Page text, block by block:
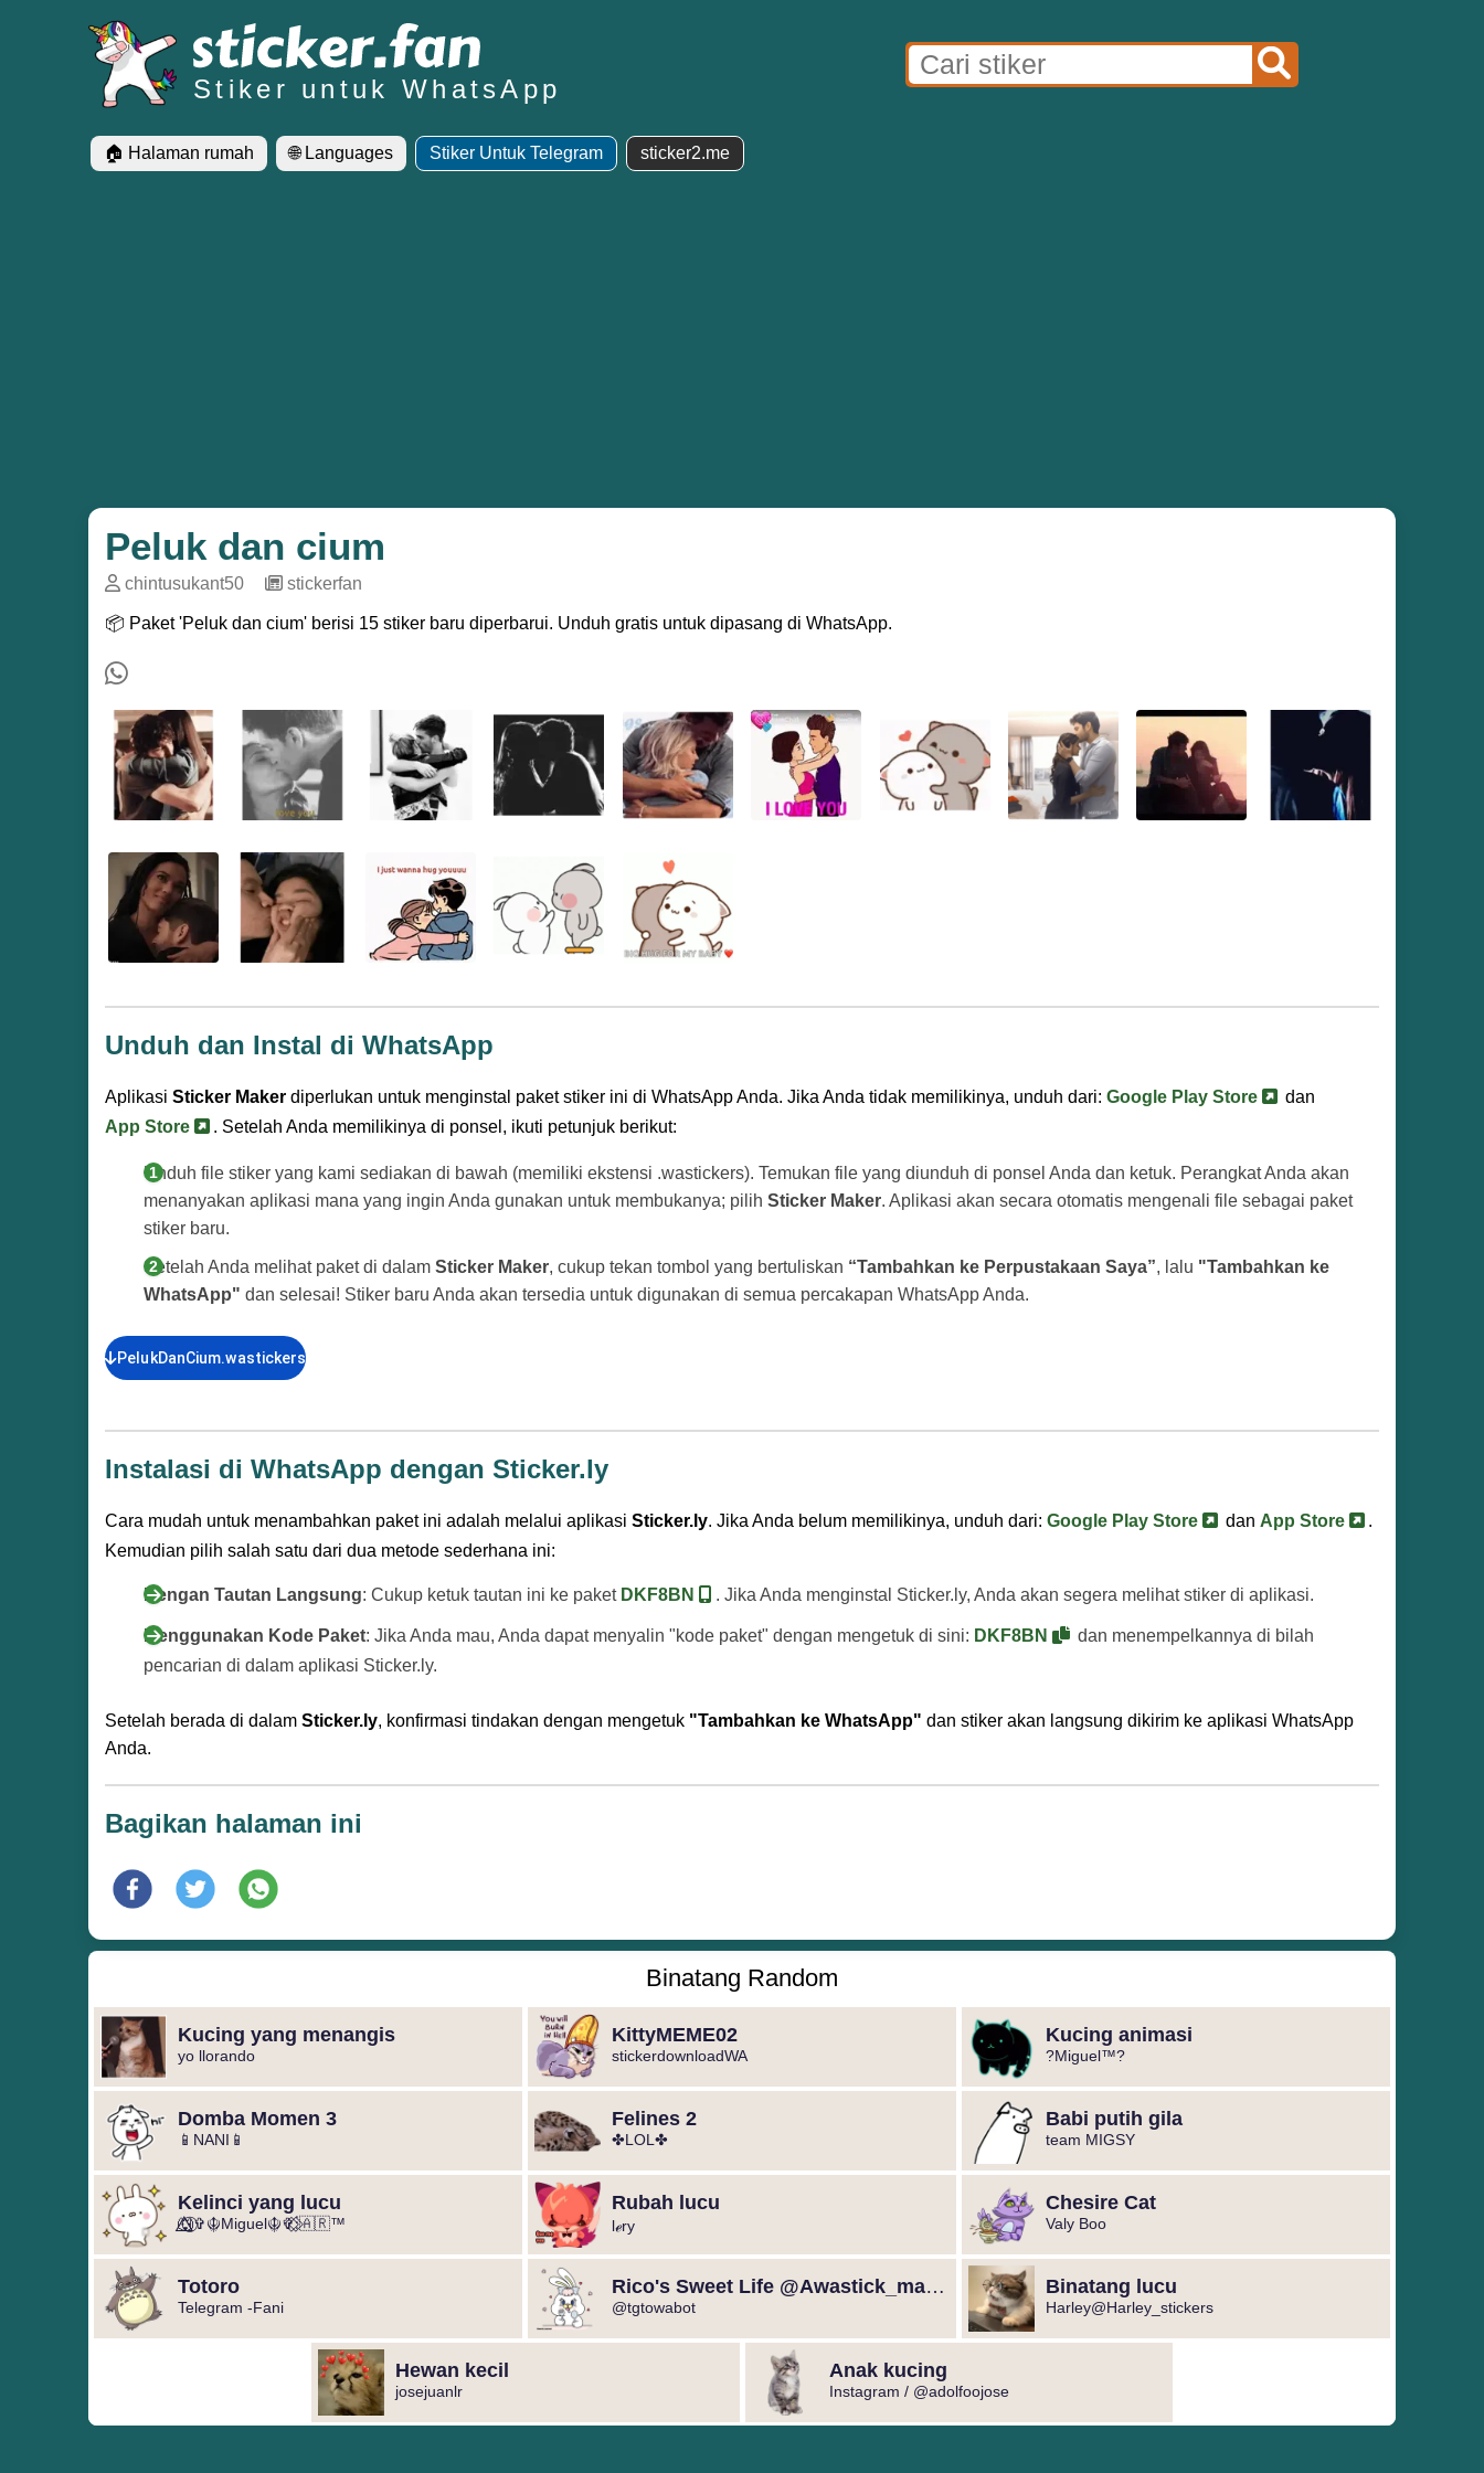
Stiker untuk WhatsApp
🏠 Halaman rumah 🌐 Languages Stiker Untuk Telegram sticker2.me
Peluk dan cium
chintusukant50 stickerfan
📦 Paket 'Peluk dan cium' berisi 15 stiker baru diperbarui. Unduh gratis untuk dipasang di WhatsApp.
Unduh dan Instal di WhatsApp
Aplikasi Sticker Maker diperlukan untuk menginstal paket stiker ini di WhatsApp Anda. Jika Anda tidak memilikinya, unduh dari: Google Play Store
dan
App Store
. Setelah Anda memilikinya di ponsel, ikuti petunjuk berikut:
Unduh file stiker yang kami sediakan di bawah (memiliki ekstensi .wastickers). Temukan file yang diunduh di ponsel Anda dan ketuk. Perangkat Anda akan
menanyakan aplikasi mana yang ingin Anda gunakan untuk membukanya; pilih Sticker Maker. Aplikasi akan secara otomatis mengenali file sebagai paket
stiker baru.
Setelah Anda melihat paket di dalam Sticker Maker, cukup tekan tombol yang bertuliskan “Tambahkan ke Perpustakaan Saya”, lalu "Tambahkan ke
WhatsApp" dan selesai! Stiker baru Anda akan tersedia untuk digunakan di semua percakapan WhatsApp Anda.
PelukDanCium.wastickers
Instalasi di WhatsApp dengan Sticker.ly
Cara mudah untuk menambahkan paket ini adalah melalui aplikasi Sticker.ly. Jika Anda belum memilikinya, unduh dari: Google Play Store dan App Store
.
Kemudian pilih salah satu dari dua metode sederhana ini:
Dengan Tautan Langsung: Cukup ketuk tautan ini ke paket DKF8BN . Jika Anda menginstal Sticker.ly, Anda akan segera melihat stiker di aplikasi.
Menggunakan Kode Paket: Jika Anda mau, Anda dapat menyalin "kode paket" dengan mengetuk di sini: DKF8BN
dan menempelkannya di bilah
pencarian di dalam aplikasi Sticker.ly.
Setelah berada di dalam Sticker.ly, konfirmasi tindakan dengan mengetuk "Tambahkan ke WhatsApp" dan stiker akan langsung dikirim ke aplikasi WhatsApp
Anda.
Bagikan halaman ini
Binatang Random
Kucing yang menangis
yo llorando
KittyMEME02
stickerdownloadWA
Kucing animasi
?Miguel™⁩?
Domba Momen 3
📱NANI📱
Felines 2
✤LOL✤
Babi putih gila
team MIGSY
Kelinci yang lucu
🐺⃝⃒⃤⁩⁩✞☬Miguel☬✞⁨⁨⁨⃟⋮⃟🇦🇷™
Rubah lucu
lℯry
Chesire Cat
Valy Boo
Totoro
Telegram -Fani
Rico's Sweet Life @Awastick_maydroid
@tgtowabot
Binatang lucu
Harley@Harley_stickers
Hewan kecil
josejuanlr
Anak kucing
Instagram / @adolfoojose